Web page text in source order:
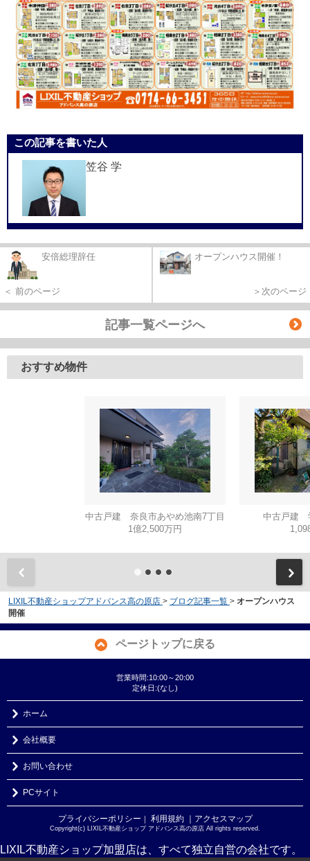
この記事を書いた人
笠谷 学
安倍総理辞任
＜ 前のページ
オープンハウス開催！
＞次のページ
記事一覧ページへ
おすすめ物件
中古戸建 奈良市あやめ池南7丁目
1億2,500万円
中古戸建
LIXIL不動産ショップアドバンス高の原店 > ブログ記事一覧 > オープンハウス
開催
ページトップに戻る
営業時間:10:00～20:00
定休日:(なし)
ホーム
会社概要
お問い合わせ
PCサイト
プライバシーポリシー 利用規約 ｜アクセスマップ
Copyright(c) LIXIL不動産ショップ アドバンス高の原店 All rights reserved.
LIXIL不動産ショップ加盟店は、すべて独立自営の会社です。